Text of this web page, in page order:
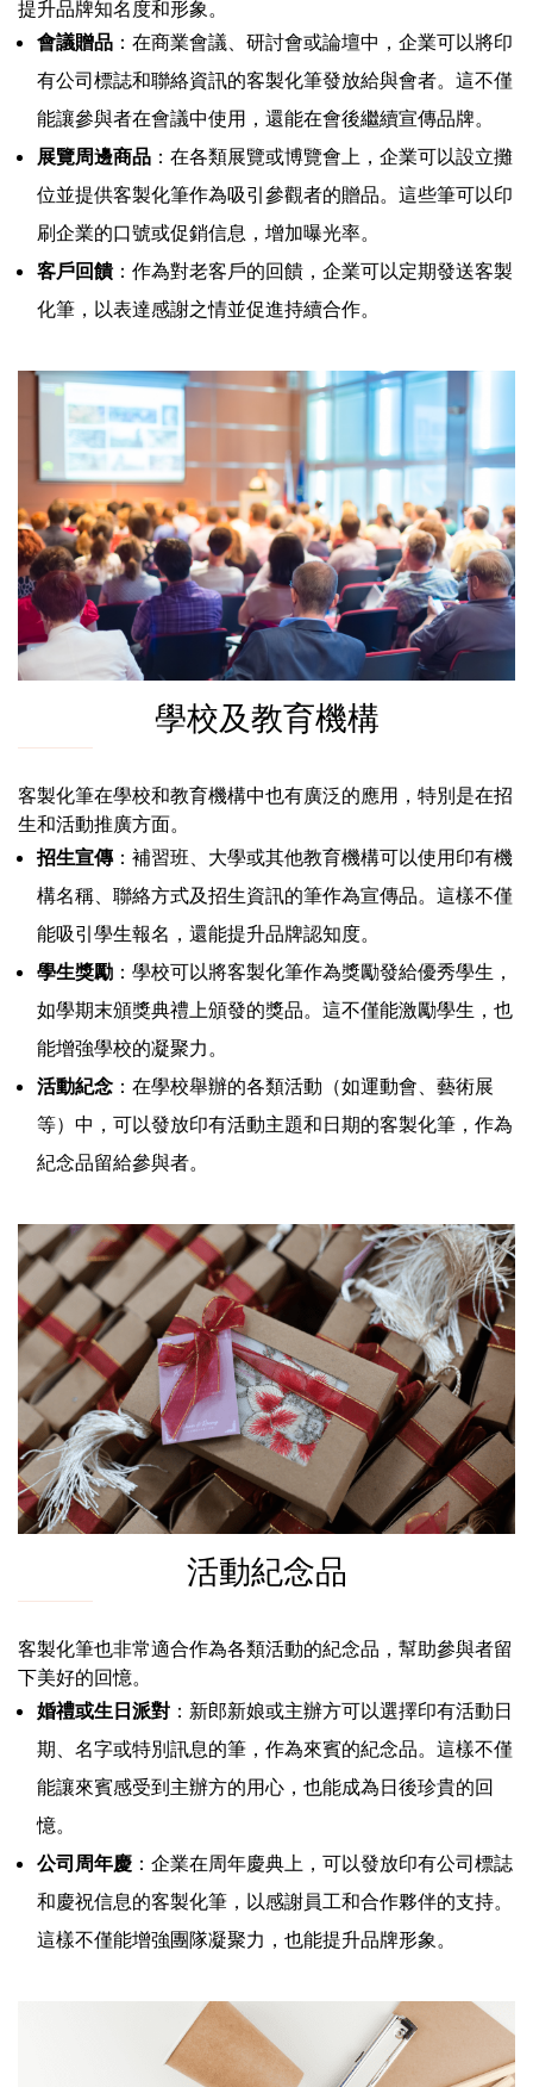
提升品牌知名度和形象。
會議贈品 ：在商業會議、研討會或論壇中，企業可以將印
有公司標誌和聯絡資訊的客製化筆發放給與會者。這不僅
能讓參與者在會議中使用，還能在會後繼續宣傳品牌。
展覽周邊商品 ：在各類展覽或博覽會上，企業可以設立攤
位並提供客製化筆作為吸引參觀者的贈品。這些筆可以印
刷企業的口號或促銷信息，增加曝光率。
客戶回饋：作為對老客戶的回饋，企業可以定期發送客製
化筆，以表達感謝之情並促進持續合作。
學校及教育機構
客製化筆在學校和教育機構中也有廣泛的應用，特別是在招
生和活動推廣方面。
招生宣傳：補習班、大學或其他教育機構可以使用印有機
構名稱、聯絡方式及招生資訊的筆作為宣傳品。這樣不僅
能吸引學生報名，還能提升品牌認知度。
學生獎勵 ：學校可以將客製化筆作為獎勵發給優秀學生，
如學期末頒獎典禮上頒發的獎品。這不僅能激勵學生，也
能增強學校的凝聚力。
活動紀念 ：在學校舉辦的各類活動（如運動會、藝術展
等）中，可以發放印有活動主題和日期的客製化筆，作為
紀念品留給參與者。
活動紀念品
客製化筆也非常適合作為各類活動的紀念品，幫助參與者留
下美好的回憶。
婚禮或生日派對 ：新郎新娘或主辦方可以選擇印有活動日
期、名字或特別訊息的筆，作為來賓的紀念品。這樣不僅
能讓來賓感受到主辦方的用心，也能成為日後珍貴的回
憶。
公司周年慶 ：企業在周年慶典上，可以發放印有公司標誌
和慶祝信息的客製化筆，以感謝員工和合作夥伴的支持。
這樣不僅能增強團隊凝聚力，也能提升品牌形象。